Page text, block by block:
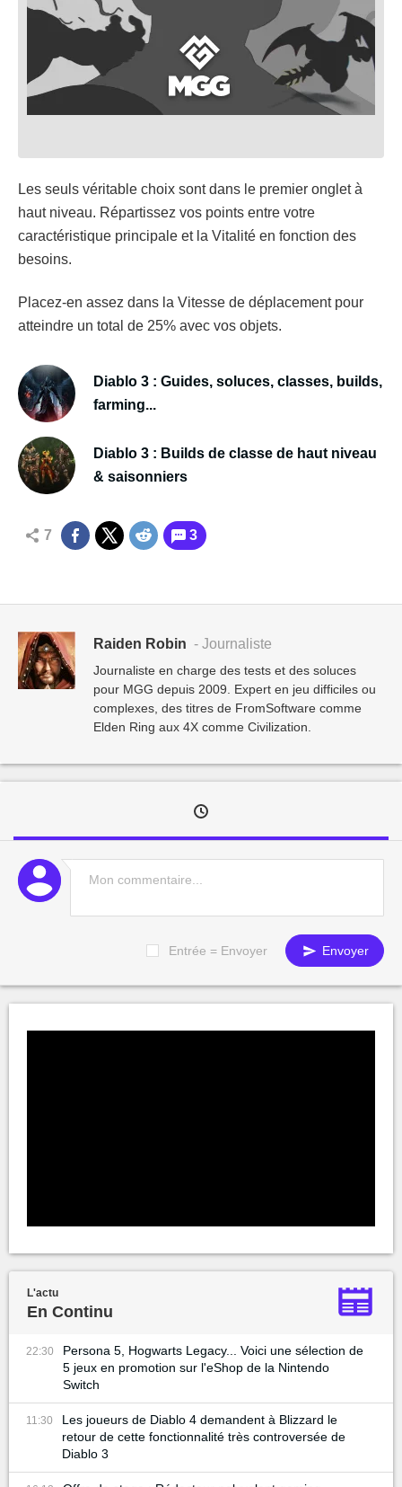
Les seuls véritable choix sont dans le premier onglet à
haut niveau. Répartissez vos points entre votre
caractéristique principale et la Vitalité en fonction des
besoins.
Placez-en assez dans la Vitesse de déplacement pour
atteindre un total de 25% avec vos objets.
Diablo 3 : Guides, soluces, classes, builds,
farming...
Diablo 3 : Builds de classe de haut niveau
& saisonniers
7 3
Raiden Robin - Journaliste
Journaliste en charge des tests et des soluces
pour MGG depuis 2009. Expert en jeu difficiles ou
complexes, des titres de FromSoftware comme
Elden Ring aux 4X comme Civilization.
Entrée = Envoyer Envoyer
L'actu
En Continu
22:30
Persona 5, Hogwarts Legacy... Voici une sélection de
5 jeux en promotion sur l'eShop de la Nintendo
Switch
11:30
Les joueurs de Diablo 4 demandent à Blizzard le
retour de cette fonctionnalité très controversée de
Diablo 3